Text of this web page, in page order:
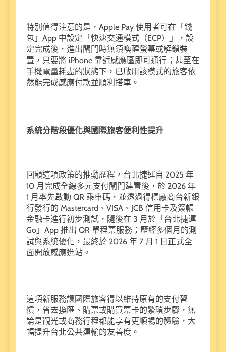
特別值得注意的是，Apple Pay 使用者可在「錢
包」App 中設定「快速交通模式（ECP）」，設
定完成後，進出閘門時無須喚醒螢幕或解鎖裝
置，只要將 iPhone 靠近感應區即可通行；甚至在
手機電量耗盡的狀態下，已啟用該模式的旅客依
然能完成感應付款並順利搭車。
系統分階段優化與國際旅客便利性提升
回顧這項政策的推動歷程，台北捷運自 2025 年
10 月完成全線多元支付閘門建置後，於 2026 年
1 月率先啟動 QR 乘車碼，並透過得標廠商台新銀
行發行的 Mastercard、VISA、JCB 信用卡及簽帳
金融卡進行初步測試，隨後在 3 月於「台北捷運
Go」App 推出 QR 單程票服務；歷經多個月的測
試與系統優化，最終於 2026 年 7 月 1 日正式全
面開放感應進站。
這項新服務讓國際旅客得以維持原有的支付習
慣，省去換匯、購票或購買票卡的繁瑣步驟，無
論是觀光或商務行程都能享有更順暢的體驗，大
幅提升台北公共運輸的友善度。